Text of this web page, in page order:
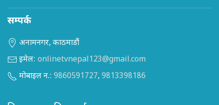
सम्पर्क
अनामनगर, काठमाडौं
इमेल: onlinetvnepal123@gmail.com
मोबाइल न.: 9860591727, 9813398186